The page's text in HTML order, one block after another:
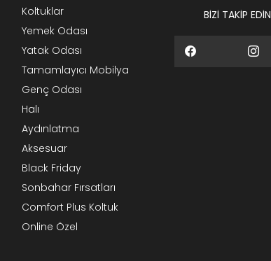
Koltuklar
Yemek Odası
Yatak Odası
Tamamlayıcı Mobilya
Genç Odası
Halı
Aydınlatma
Aksesuar
Black Friday
Sonbahar Fırsatları
Comfort Plus Koltuk
Online Özel
BİZİ TAKİP EDİN